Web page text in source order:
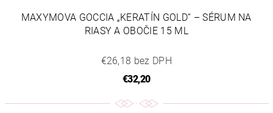
MAXYMOVA GOCCIA „KERATÍN GOLD“ – SÉRUM NA
RIASY A OBOČIE 15 ML
€26,18 bez DPH
€32,20